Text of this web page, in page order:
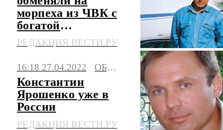
морпеха из ЧВК с
богатой
биографией
РЕДАКЦИЯ ВЕСТИ.РУ
16:18 27.04.2022 ОБЩЕСТВО
Константин
Ярошенко уже в
России
РЕДАКЦИЯ ВЕСТИ.РУ